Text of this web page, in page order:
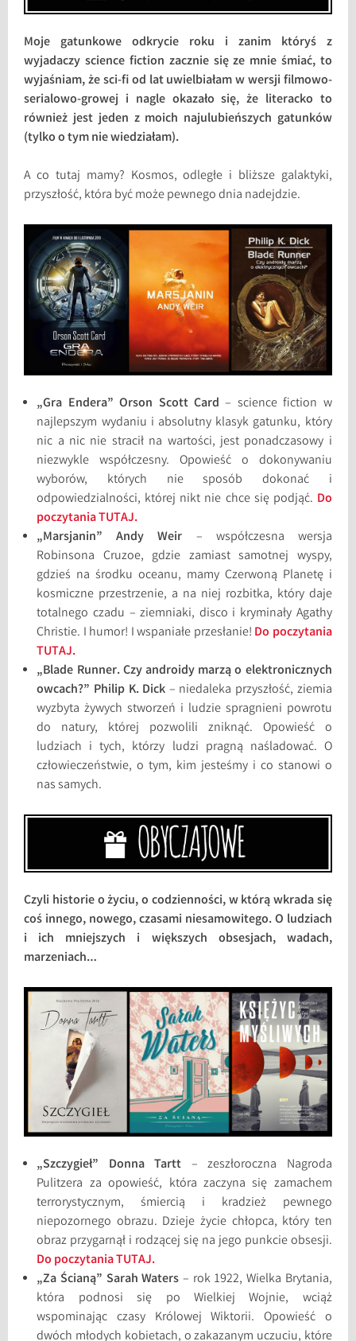
Moje gatunkowe odkrycie roku i zanim któryś z
wyjadaczy science fiction zacznie się ze mnie śmiać, to
wyjaśniam, że sci-fi od lat uwielbiałam w wersji filmowo-
serialowo-growej i nagle okazało się, że literacko to
również jest jeden z moich najulubieńszych gatunków
(tylko o tym nie wiedziałam).
A co tutaj mamy? Kosmos, odległe i bliższe galaktyki,
przyszłość, która być może pewnego dnia nadejdzie.
„Gra Endera” Orson Scott Card – science fiction w
najlepszym wydaniu i absolutny klasyk gatunku, który
nic a nic nie stracił na wartości, jest ponadczasowy i
niezwykle współczesny. Opowieść o dokonywaniu
wyborów, których nie sposób dokonać i
odpowiedzialności, której nikt nie chce się podjąć. Do
poczytania TUTAJ.
„Marsjanin” Andy Weir – współczesna wersja
Robinsona Cruzoe, gdzie zamiast samotnej wyspy,
gdzieś na środku oceanu, mamy Czerwoną Planetę i
kosmiczne przestrzenie, a na niej rozbitka, który daje
totalnego czadu – ziemniaki, disco i kryminały Agathy
Christie. I humor! I wspaniałe przesłanie! Do poczytania
TUTAJ.
„Blade Runner. Czy androidy marzą o elektronicznych
owcach?” Philip K. Dick – niedaleka przyszłość, ziemia
wyzbyta żywych stworzeń i ludzie spragnieni powrotu
do natury, której pozwolili zniknąć. Opowieść o
ludziach i tych, którzy ludzi pragną naśladować. O
człowieczeństwie, o tym, kim jesteśmy i co stanowi o
nas samych.
Czyli historie o życiu, o codzienności, w którą wkrada się
coś innego, nowego, czasami niesamowitego. O ludziach
i ich mniejszych i większych obsesjach, wadach,
marzeniach…
„Szczygieł” Donna Tartt – zeszłoroczna Nagroda
Pulitzera za opowieść, która zaczyna się zamachem
terrorystycznym, śmiercią i kradzież pewnego
niepozornego obrazu. Dzieje życie chłopca, który ten
obraz przygarnął i rodzącej się na jego punkcie obsesji.
Do poczytania TUTAJ.
„Za Ścianą” Sarah Waters – rok 1922, Wielka Brytania,
która podnosi się po Wielkiej Wojnie, wciąż
wspominając czasy Królowej Wiktorii. Opowieść o
dwóch młodych kobietach, o zakazanym uczuciu, które